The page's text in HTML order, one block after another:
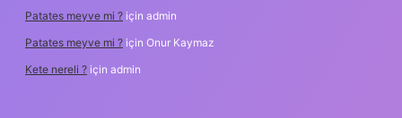
Patates meyve mi ? için admin
Patates meyve mi ? için Onur Kaymaz
Kete nereli ? için admin